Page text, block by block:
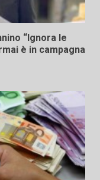
“Ignora le
è in campagna